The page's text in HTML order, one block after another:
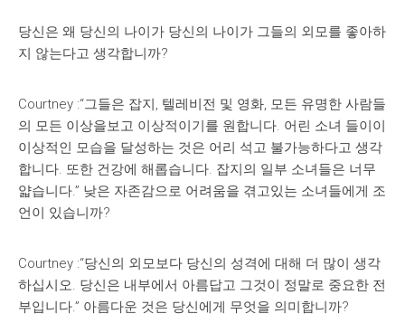
당신은 왜 당신의 나이가 당신의 나이가 그들의 외모를 좋아하
지 않는다고 생각합니까?
Courtney :“그들은 잡지, 텔레비전 및 영화, 모든 유명한 사람들
의 모든 이상을보고 이상적이기를 원합니다. 어린 소녀 들이이
이상적인 모습을 달성하는 것은 어리 석고 불가능하다고 생각
합니다. 또한 건강에 해롭습니다. 잡지의 일부 소녀들은 너무
얇습니다.” 낮은 자존감으로 어려움을 겪고있는 소녀들에게 조
언이 있습니까?
Courtney :“당신의 외모보다 당신의 성격에 대해 더 많이 생각
하십시오. 당신은 내부에서 아름답고 그것이 정말로 중요한 전
부입니다.” 아름다운 것은 당신에게 무엇을 의미합니까?